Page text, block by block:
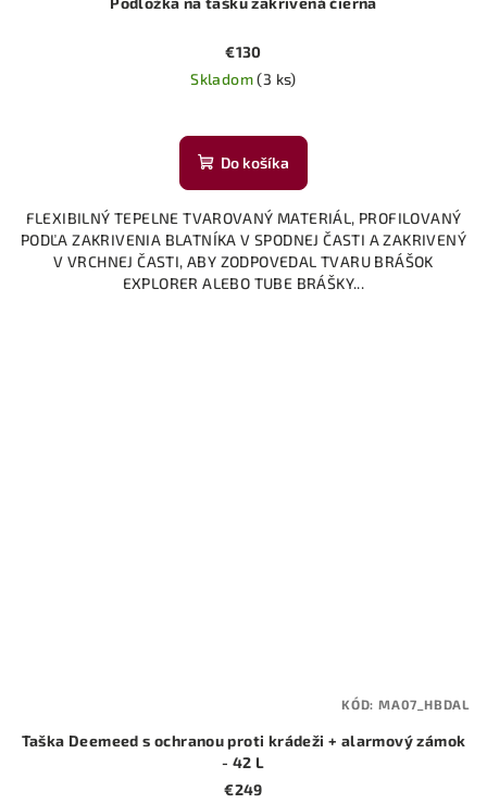
€130
Skladom(3 ks)
Do košíka
FLEXIBILNÝ TEPELNE TVAROVANÝ MATERIÁL, PROFILOVANÝ
PODĽA ZAKRIVENIA BLATNÍKA V SPODNEJ ČASTI A ZAKRIVENÝ
V VRCHNEJ ČASTI, ABY ZODPOVEDAL TVARU BRÁŠOK
EXPLORER ALEBO TUBE BRÁŠKY...
Taška Deemeed s ochranou proti krádeži + alarmový zámok
- 42 L
€249
KÓD: MA07_HBDAL